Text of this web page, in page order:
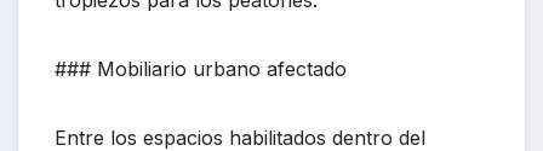
### Mobiliario urbano afectado
Entre los espacios habilitados dentro del